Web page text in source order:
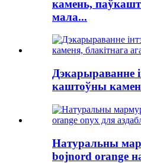
камень,
мала...
Дэкарыраванне
каштоўны
Натуральны
bojnord orange